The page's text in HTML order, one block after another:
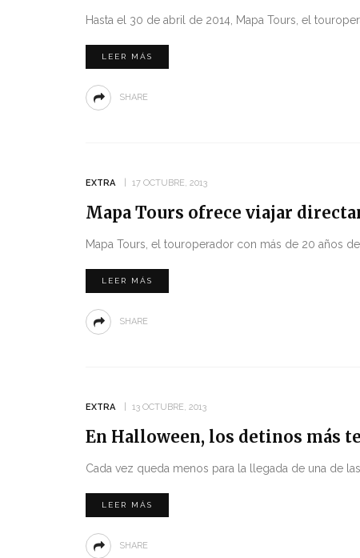
Hasta el 30 de abril de 2014, Mapa Tours, el
LEER MÁS
SHARE
EXTRA 17 OCTUBRE, 2013
Mapa Tours ofrece viajar
Mapa Tours, el touroperador con más de 20 años
LEER MÁS
SHARE
EXTRA 13 OCTUBRE, 2013
En Halloween, los detinos más
Cada vez queda menos para la llegada de una de
LEER MÁS
SHARE